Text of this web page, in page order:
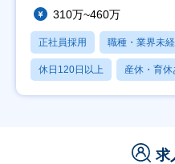
310万~460万
正社員採用 職種・業界未
休日120日以上 産休・育休
求